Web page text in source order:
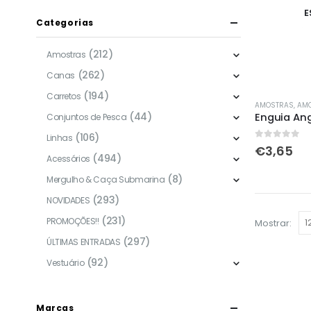
This
product
has
multiple
may
AMOSTRAS,
Enguia
out of 5
€3,65
Mostrar:
Categorias
Amostras (212)
Canas (262)
Carretos (194)
Conjuntos de Pesca (44)
Linhas (106)
Acessórios (494)
Mergulho & Caça Submarina (8)
NOVIDADES (293)
PROMOÇÕES!! (231)
ÚLTIMAS ENTRADAS (297)
Vestuário (92)
Marcas